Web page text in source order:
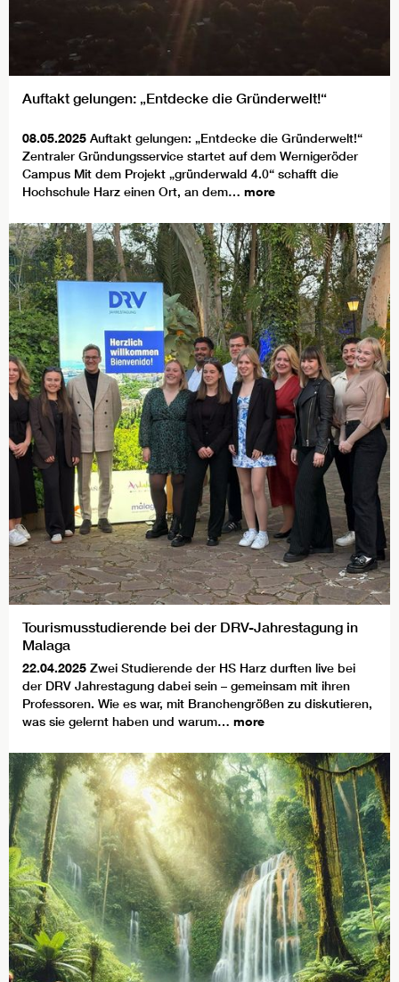
Auftakt gelungen: „Entdecke die Gründerwelt!“
08.05.2025 Auftakt gelungen: „Entdecke die Gründerwelt!“
Zentraler Gründungsservice startet auf dem Wernigeröder
Campus Mit dem Projekt „gründerwald 4.0“ schafft die
Hochschule Harz einen Ort, an dem… more
Tourismusstudierende bei der DRV-Jahrestagung in
Malaga
22.04.2025 Zwei Studierende der HS Harz durften live bei
der DRV Jahrestagung dabei sein – gemeinsam mit ihren
Professoren. Wie es war, mit Branchengrößen zu diskutieren,
was sie gelernt haben und warum… more